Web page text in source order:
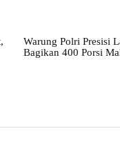
Warung Polri Presisi
Bagikan 400 Porsi